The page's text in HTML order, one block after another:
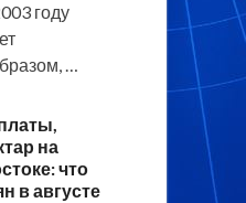
году
…
на
что
в августе